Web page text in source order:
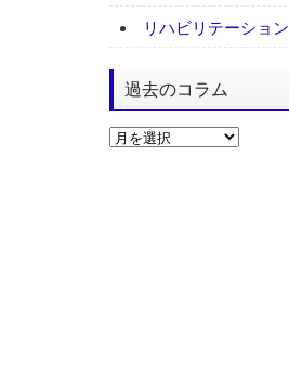
リハビリテーション
過去のコラム